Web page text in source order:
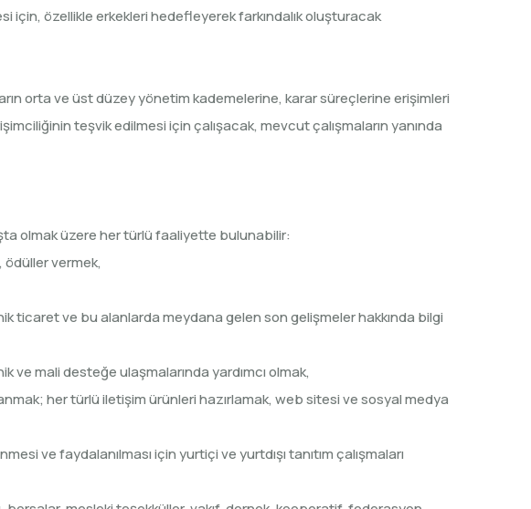
için, özellikle erkekleri hedefleyerek farkındalık oluşturacak
orta ve üst düzey yönetim kademelerine, karar süreçlerine erişimleri
teşvik edilmesi için çalışacak, mevcut çalışmaların yanında
olmak üzere her türlü faaliyette bulunabilir:
vermek,
ticaret ve bu alanlarda meydana gelen son gelişmeler hakkında bilgi
ve mali desteğe ulaşmalarında yardımcı olmak,
her türlü iletişim ürünleri hazırlamak, web sitesi ve sosyal medya
ve faydalanılması için yurtiçi ve yurtdışı tanıtım çalışmaları